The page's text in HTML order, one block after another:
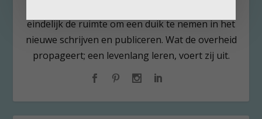
eindelijk de ruimte om een duik te nemen in het
nieuwe schrijven en publiceren. Wat de overheid
propageert; een levenlang leren, voert zij uit.